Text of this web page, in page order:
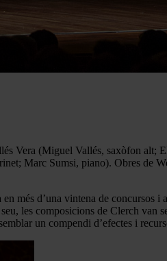
Vera (Miguel Vallés, saxòfon alt;
Marc Sumsi, piano). Obres de
més d’una vintena de concursos
les composicions de Clerch van
un compendi d’efectes i